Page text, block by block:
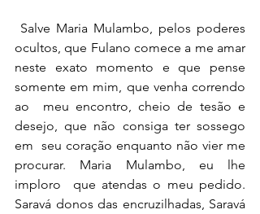
ocultos, que Fulano comece a me amar
neste exato momento e que pense
somente em mim, que venha correndo
ao  meu encontro, cheio de tesão e
desejo, que não consiga ter sossego
em  seu coração enquanto não vier me
procurar. Maria Mulambo, eu lhe
imploro  que atendas o meu pedido.
Saravá donos das encruzilhadas, Saravá